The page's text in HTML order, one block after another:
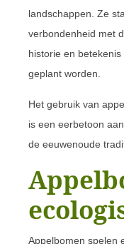
landschappen. Ze
verbondenheid met
historie en
geplant worden.
Het gebruik van
is een eerbetoon
de eeuwenoude
Appelbomen spelen